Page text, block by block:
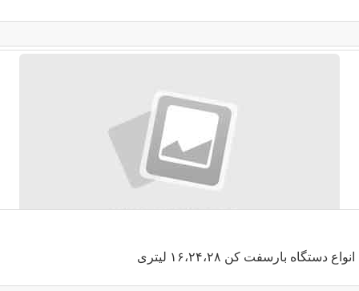
انواع دستگاه بارسفت کن ۱۶،۲۴،۲۸ لیتری